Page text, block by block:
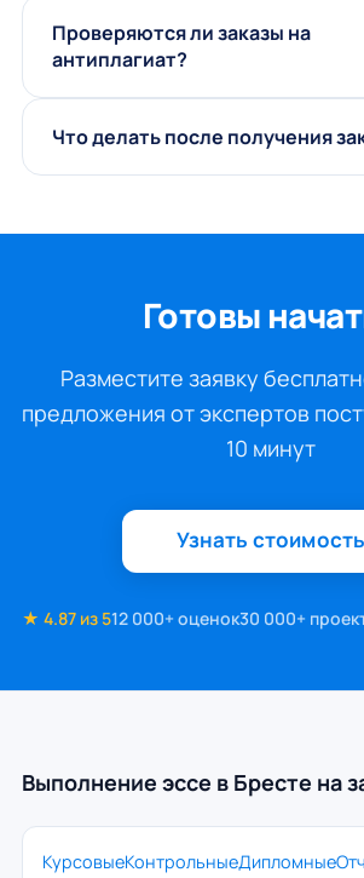
Проверяются ли заказы на
антиплагиат?
Что делать после получения
Готовы
Разместите заявку
предложения от экспертов
10 минут
Узнать стоимость
★ 4.87 из 512 000+ оценок30 000+
Выполнение эссе в Бресте на
КурсовыеКонтрольныеДипломные